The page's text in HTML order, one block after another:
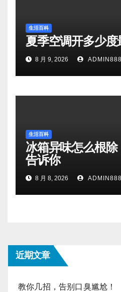
生活百科
夏季空调开多少度
8 月 9, 2026 ADMIN888
生活百科
冰箱异味怎么根
告诉你
8 月 8, 2026 ADMIN888
近期文章
教你几招，告别口臭尴尬！